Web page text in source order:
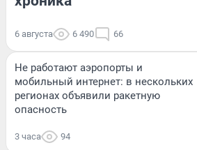
6 августа 6 490 66
Не работают аэропорты и
мобильный интернет: в нескольких
регионах объявили ракетную
опасность
3 часа 94
ДОРОГИ И ТРАНСПОРТ